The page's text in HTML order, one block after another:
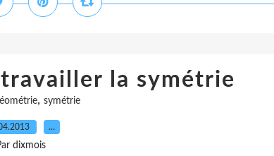
la symétrie
, symétrie
…
dixmois